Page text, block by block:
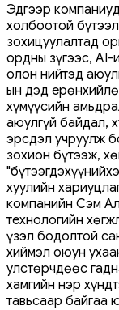
Эдгээр
холбоотой
зохицуулалтад
ордны зүгээс, AI-
олон нийтэд
ын дэд
хүмүүсийн
аюулгүй байдал,
эрсдэл учруулж
зохион бүтээж,
хуулийн
компанийн Сэм
технологийн
үзэл бодолтой
хиймэл оюун
улстөрчдөөс
хамгийн нэр
тавьсаар байгаа